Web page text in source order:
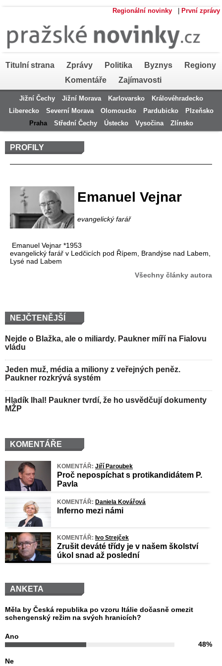
Regionální novinky První zprávy
Titulní strana Zprávy Politika Byznys
Regiony
Komentáře
Zajímavosti
Jižní Čechy Jižní Morava Karlovarsko
Královéhradecko
Liberecko
Severní Morava Olomoucko Pardubicko
Plzeňsko
Praha
Střední Čechy Ústecko Vysočina Zlínsko
PROFILY
Emanuel Vejnar
evangelický farář
Emanuel Vejnar *1953
evangelický farář v Ledčicích pod Řípem, Brandýse nad Labem,
Lysé nad Labem
Všechny články autora
NEJČTENĚJŠÍ
Nejde o Blažka, ale o miliardy. Paukner míří na Fialovu
vládu
Jeden muž, média a miliony z veřejných peněz.
Paukner rozkrývá systém
Hladík lhal! Paukner tvrdí, že ho usvědčují dokumenty
MŽP
KOMENTÁŘE
KOMENTÁŘ: Jiří Paroubek
Proč nepospíchat s protikandidátem P.
Pavla
KOMENTÁŘ: Daniela Kovářová
Inferno mezi námi
KOMENTÁŘ: Ivo Strejček
Zrušit deváté třídy je v našem školství
úkol snad až poslední
ANKETA
Měla by Česká republika po vzoru Itálie dočasně omezit
schengenský režim na svých hranicích?
Ano
48%
Ne